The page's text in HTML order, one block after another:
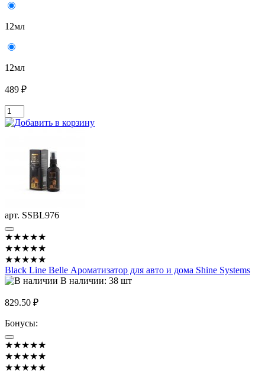
12мл
12мл
489 ₽
арт. SSBL976
★★★★★
★★★★★
★★★★★
Black Line Belle Ароматизатор для авто и дома Shine Systems
В наличии: 38 шт
829.50 ₽
Бонусы:
★★★★★
★★★★★
★★★★★